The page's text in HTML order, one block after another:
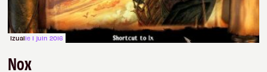
Izualle 1 juin 2016
Nox